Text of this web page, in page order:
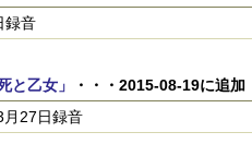
録音
と乙女」
・・・2015-08-19に追加
月27日録音